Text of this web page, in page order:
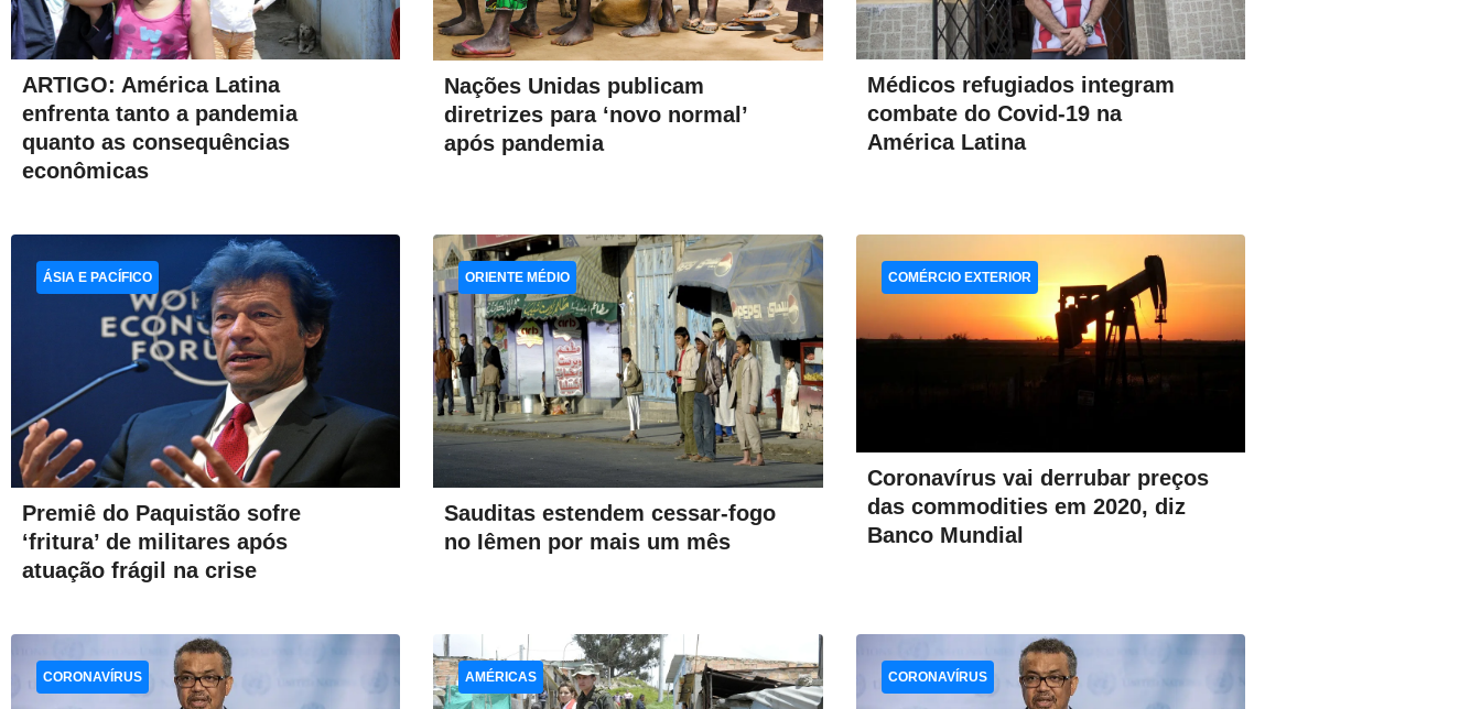
ARTIGO: América Latina
enfrenta tanto a pandemia
quanto as consequências
econômicas
Nações Unidas publicam
diretrizes para ‘novo normal’
após pandemia
Médicos refugiados integram
combate do Covid-19 na
América Latina
Premiê do Paquistão sofre
‘fritura’ de militares após
atuação frágil na crise
ÁSIA E PACÍFICO
Sauditas estendem cessar-fogo
no Iêmen por mais um mês
ORIENTE MÉDIO
Coronavírus vai derrubar preços
das commodities em 2020, diz
Banco Mundial
COMÉRCIO EXTERIOR
CORONAVÍRUS AMÉRICAS CORONAVÍRUS